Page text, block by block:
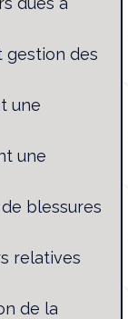
gestion des
une
une
blessures
relatives
de la